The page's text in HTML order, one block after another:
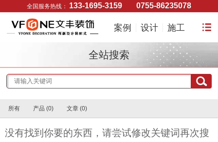
全国服务热线： 133-1695-3159 0755-86235078
案例 设计 施工
全站搜索
所有 产品 (0) 文章 (0)
没有找到你要的东西，请尝试修改关键词再次搜